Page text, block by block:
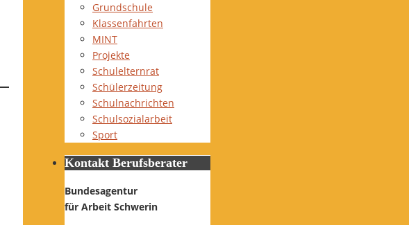
Grundschule
Klassenfahrten
MINT
Projekte
Schulelternrat
Schülerzeitung
Schulnachrichten
Schulsozialarbeit
Sport
Kontakt Berufsberater
Bundesagentur
für Arbeit Schwerin